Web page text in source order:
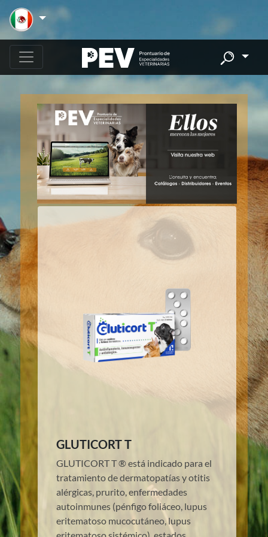
GLUTICORT T
GLUTICORT T ® está indicado para el
tratamiento de dermatopatías y otitis
alérgicas, prurito, enfermedades
autoinmunes (pénfigo foliáceo, lupus
eritematoso mucocutáneo, lupus